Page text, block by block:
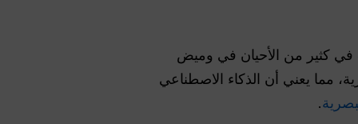
في كثير من الأحيان في وميض
مما يعني أن الذكاء الاصطناعي
.